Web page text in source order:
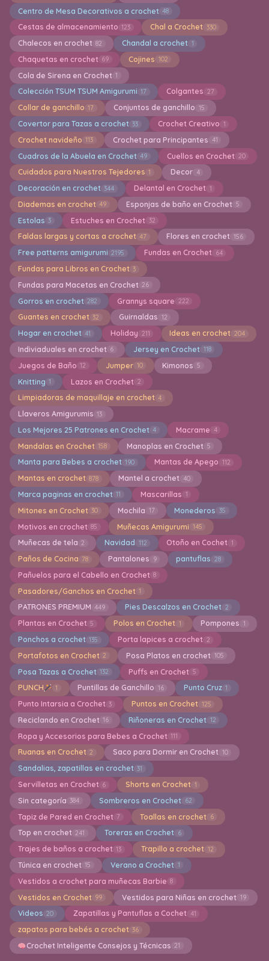
Centro de Mesa Decorativos a crochet 48
Cestas de almacenamiento 123 Chal a Crochet 330
Chalecos en crochet 82 Chandal a crochet 1
Chaquetas en crochet 69 Cojines 102
Cola de Sirena en Crochet 1
Colección TSUM TSUM Amigurumi 17 Colgantes 27
Collar de ganchillo 17 Conjuntos de ganchillo 15
Covertor para Tazas a crochet 33 Crochet Creativo 1
Crochet navideño 113 Crochet para Principantes 41
Cuadros de la Abuela en Crochet 49 Cuellos en Crochet 20
Cuidados para Nuestros Tejedores 1 Decor 4
Decoración en crochet 344 Delantal en Crochet 1
Diademas en crochet 49 Esponjas de baño en Crochet 5
Estolas 3 Estuches en Crochet 32
Faldas largas y cortas a crochet 47 Flores en crochet 156
Free patterns amigurumi 2195 Fundas en Crochet 64
Fundas para Libros en Crochet 3
Fundas para Macetas en Crochet 26
Gorros en crochet 282 Grannys square 222
Guantes en crochet 32 Guirnaldas 12
Hogar en crochet 41 Holiday 211 Ideas en crochet 204
Indiviaduales en crochet 6 Jersey en Crochet 118
Juegos de Baño 12 Jumper 10 Kimonos 5
Knitting 1 Lazos en Crochet 2
Limpiadoras de maquillaje en crochet 4
Llaveros Amigurumis 13
Los Mejores 25 Patrones en Crochet 4 Macrame 4
Mandalas en Crochet 158 Manoplas en Crochet 5
Manta para Bebes a crochet 190 Mantas de Apego 112
Mantas en crochet 878 Mantel a crochet 40
Marca paginas en crochet 11 Mascarillas 1
Mitones en Crochet 30 Mochila 17 Monederos 35
Motivos en crochet 85 Muñecas Amigurumi 145
Muñecas de tela 2 Navidad 112 Otoño en Cochet 1
Paños de Cocina 78 Pantalones 9 pantuflas 28
Pañuelos para el Cabello en Crochet 8
Pasadores/Ganchos en Crochet 1
PATRONES PREMIUM 449 Pies Descalzos en Crochet 2
Plantas en Crochet 5 Polos en Crochet 1 Pompones 1
Ponchos a crochet 135 Porta lapices a crochet 2
Portafotos en Crochet 2 Posa Platos en crochet 105
Posa Tazas a Crochet 132 Puffs en Crochet 5
PUNCH 1 Puntillas de Ganchillo 16 Punto Cruz 1
Punto Intarsia a Crochet 3 Puntos en Crochet 125
Reciclando en Crochet 16 Riñoneras en Crochet 12
Ropa y Accesorios para Bebes a Crochet 111
Ruanas en Crochet 2 Saco para Dormir en Crochet 10
Sandalias, zapatillas en crochet 31
Servilletas en Crochet 6 Shorts en Crochet 1
Sin categoría 384 Sombreros en Crochet 62
Tapiz de Pared en Crochet 7 Toallas en crochet 6
Top en crochet 241 Toreras en Crochet 6
Trajes de baños a crochet 13 Trapillo a crochet 12
Túnica en crochet 15 Verano a Crochet 1
Vestidos a crochet para muñecas Barbie 8
Vestidos en Crochet 99 Vestidos para Niñas en crochet 19
Videos 20 Zapatillas y Pantuflas a Cochet 41
zapatos para bebés a crochet 36
Crochet Inteligente Consejos y Técnicas 21